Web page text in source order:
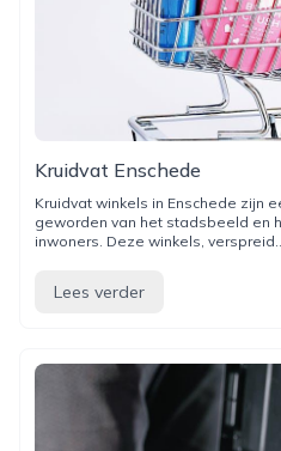
Kruidvat Enschede
Kruidvat winkels in Enschede zijn
geworden van het stadsbeeld en
inwoners. Deze winkels,
Lees verder